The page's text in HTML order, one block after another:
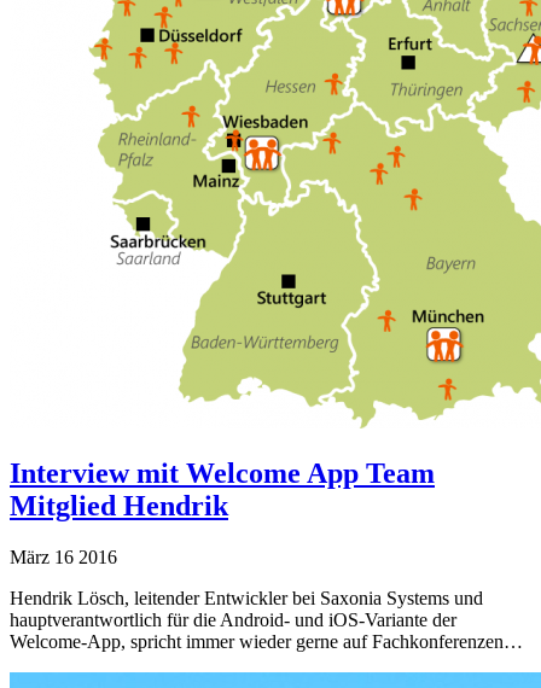
Interview mit Welcome App Team
Mitglied Hendrik
März 16 2016
Hendrik Lösch, leitender Entwickler bei Saxonia Systems und
hauptverantwortlich für die Android- und iOS-Variante der
Welcome-App, spricht immer wieder gerne auf Fachkonferenzen…